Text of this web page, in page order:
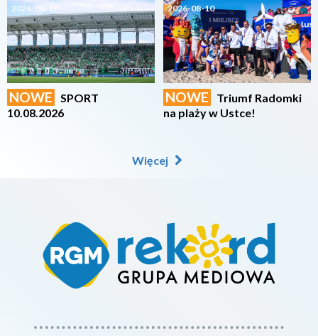
2026-08-10
NOWE
SPORT
10.08.2026
2026-08-10
NOWE
Triumf Radomki
na plaży w Ustce!
Więcej